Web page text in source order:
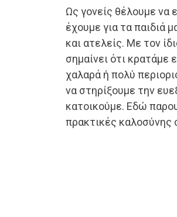
Ως γονείς θέλουμε να
έχουμε για τα παιδιά
και ατελείς. Με τον
σημαίνει ότι κρατάμε
χαλαρά ή πολύ
να στηρίξουμε την
κατοικούμε. Εδώ
πρακτικές καλοσύνης